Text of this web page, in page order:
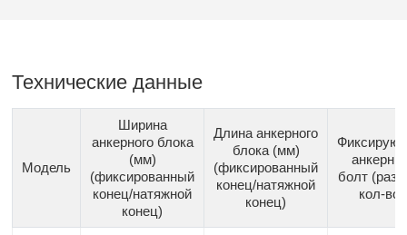
Технические данные
Модель
Ширина
анкерного блока
(мм)
(фиксированный
конец/натяжной
конец)
Длина анкерного
блока (мм)
(фиксированный
конец/натяжной
конец)
болт
кол-во)